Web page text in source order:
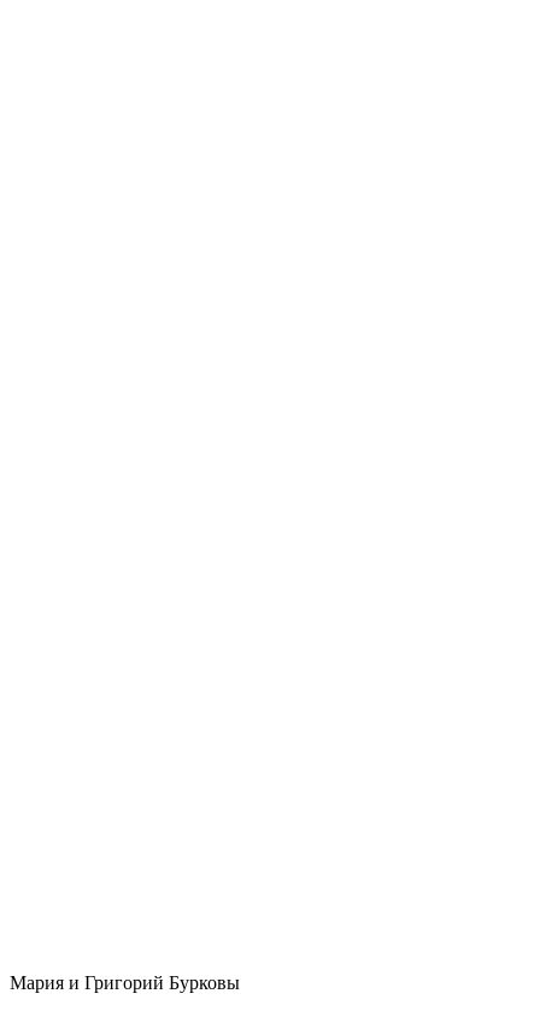
Мария и Григорий Бурковы